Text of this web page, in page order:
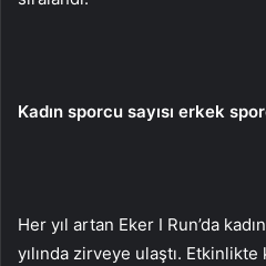
Kadın sporcu sayısı erkek
Her yıl artan Eker I Run’da
yılında zirveye ulaştı. Etkinlikte